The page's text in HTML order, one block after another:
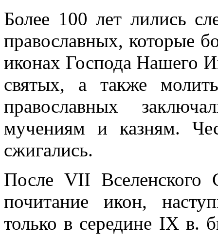
Более 100 лет лились
православных, которые
иконах Господа Нашего
святых, а также
православных
мучениям и казням.
сжигались.
После VII Вселенского
почитание икон,
только в середине IX в.